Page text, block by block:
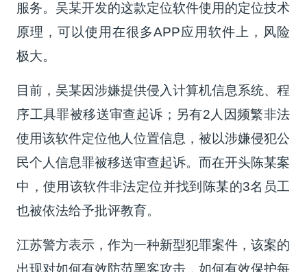
服务。吴某开发的这款定位软件使用的定位技术
原理，可以使用在很多APP应用软件上，风险
极大。
目前，吴某因涉嫌提供侵入计算机信息系统、程
序工具罪被移送审查起诉；另有2人因频繁非法
使用该软件定位他人位置信息，被以涉嫌侵犯公
民个人信息罪被移送审查起诉。而在开头陈某案
中，使用该软件非法定位并找到陈某的3名员工
也被依法给予批评教育。
江苏警方表示，作为一种新型犯罪案件，该案的
出现对如何有效防范黑客攻击，如何有效保护每